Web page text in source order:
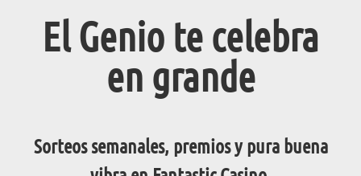
El Genio te celebra
en grande
Sorteos semanales, premios y pura buena